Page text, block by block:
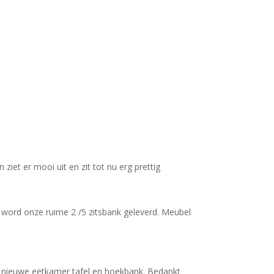
ziet er mooi uit en zit tot nu erg prettig
onze ruime 2 /5 zitsbank geleverd. Meubel
eetkamer tafel en hoekbank. Bedankt